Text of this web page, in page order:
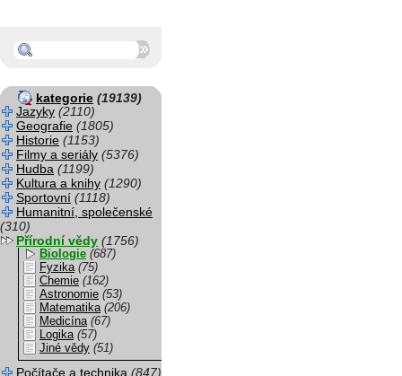
kategorie (19139)
Jazyky (2110)
Geografie (1805)
Historie (1153)
Filmy a seriály (5376)
Hudba (1199)
Kultura a knihy (1290)
Sportovní (1118)
Humanitní, společenské
(310)
Přírodní vědy (1756)
Biologie (687)
Fyzika (75)
Chemie (162)
Astronomie (53)
Matematika (206)
Medicína (67)
Logika (57)
Jiné vědy (51)
Počítače a technika (847)